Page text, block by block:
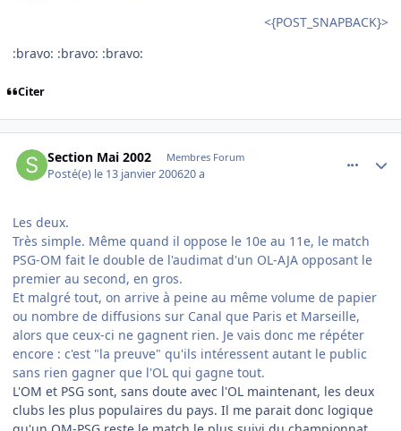
<{POST_SNAPBACK}>
:bravo: :bravo: :bravo:
Citer
Section Mai 2002 Membres Forum
Posté(e) le 13 janvier 200620 a
Les deux.
Très simple. Même quand il oppose le 10e au 11e, le match
PSG-OM fait le double de l'audimat d'un OL-AJA opposant le
premier au second, en gros.
Et malgré tout, on arrive à peine au même volume de papier
ou nombre de diffusions sur Canal que Paris et Marseille,
alors que ceux-ci ne gagnent rien. Je vais donc me répéter
encore : c'est "la preuve" qu'ils intéressent autant le public
sans rien gagner que l'OL qui gagne tout.
L'OM et PSG sont, sans doute avec l'OL maintenant, les deux
clubs les plus populaires du pays. Il me parait donc logique